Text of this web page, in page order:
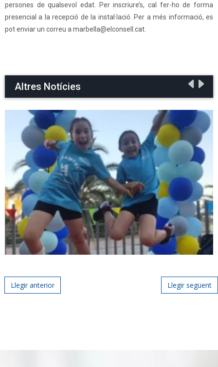
persones de qualsevol edat. Per inscriure’s, cal fer-ho de forma
presencial a la recepció de la instal·lació. Per a més informació, es
pot enviar un correu a marbella@elconsell.cat.
Altres Notícies
Post navigation
Llegir anterior Llegir següent